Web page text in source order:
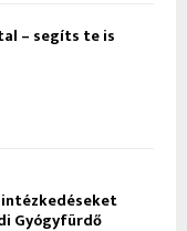
– segíts te is
Gyógyfürdő